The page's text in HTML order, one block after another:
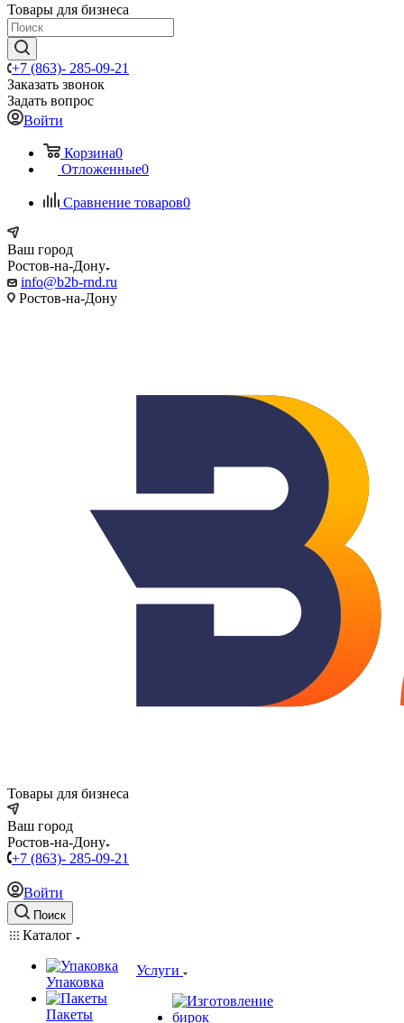
Товары для бизнеса
+7 (863)- 285-09-21
Заказать звонок
Задать вопрос
Войти
Корзина0
Отложенные0
Сравнение товаров0
Ваш город
Ростов-на-Дону
info@b2b-rnd.ru
Ростов-на-Дону
Товары для бизнеса
Ваш город
Ростов-на-Дону
+7 (863)- 285-09-21
Войти
Поиск
Каталог
Упаковка
Пакеты
Услуги